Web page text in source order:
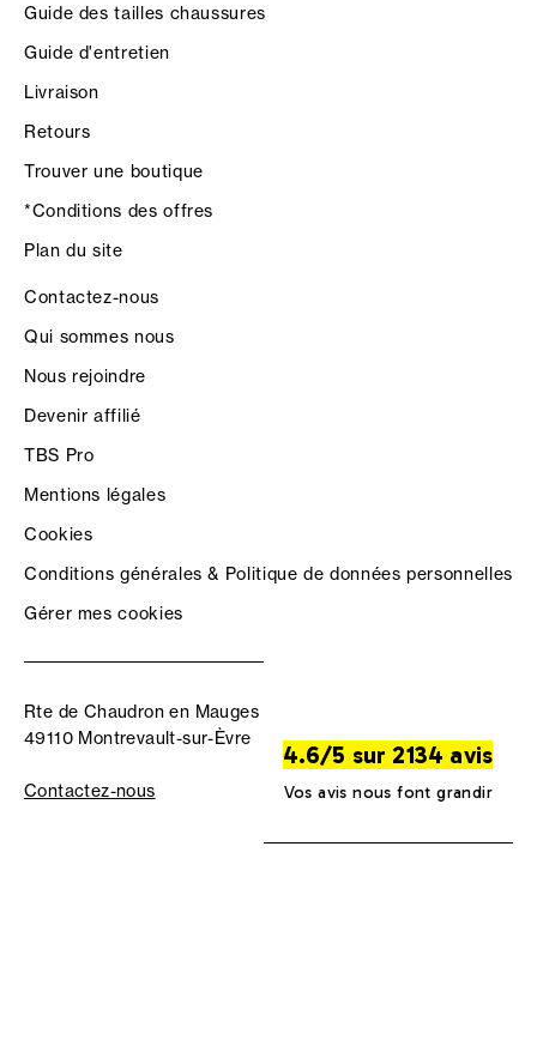
Guide des tailles chaussures
Guide d'entretien
Livraison
Retours
Trouver une boutique
*Conditions des offres
Plan du site
Contactez-nous
Qui sommes nous
Nous rejoindre
Devenir affilié
TBS Pro
Mentions légales
Cookies
Conditions générales & Politique de données personnelles
Gérer mes cookies
Rte de Chaudron en Mauges
49110 Montrevault-sur-Èvre
Contactez-nous
4.6/5 sur 2134 avis
Vos avis nous font grandir